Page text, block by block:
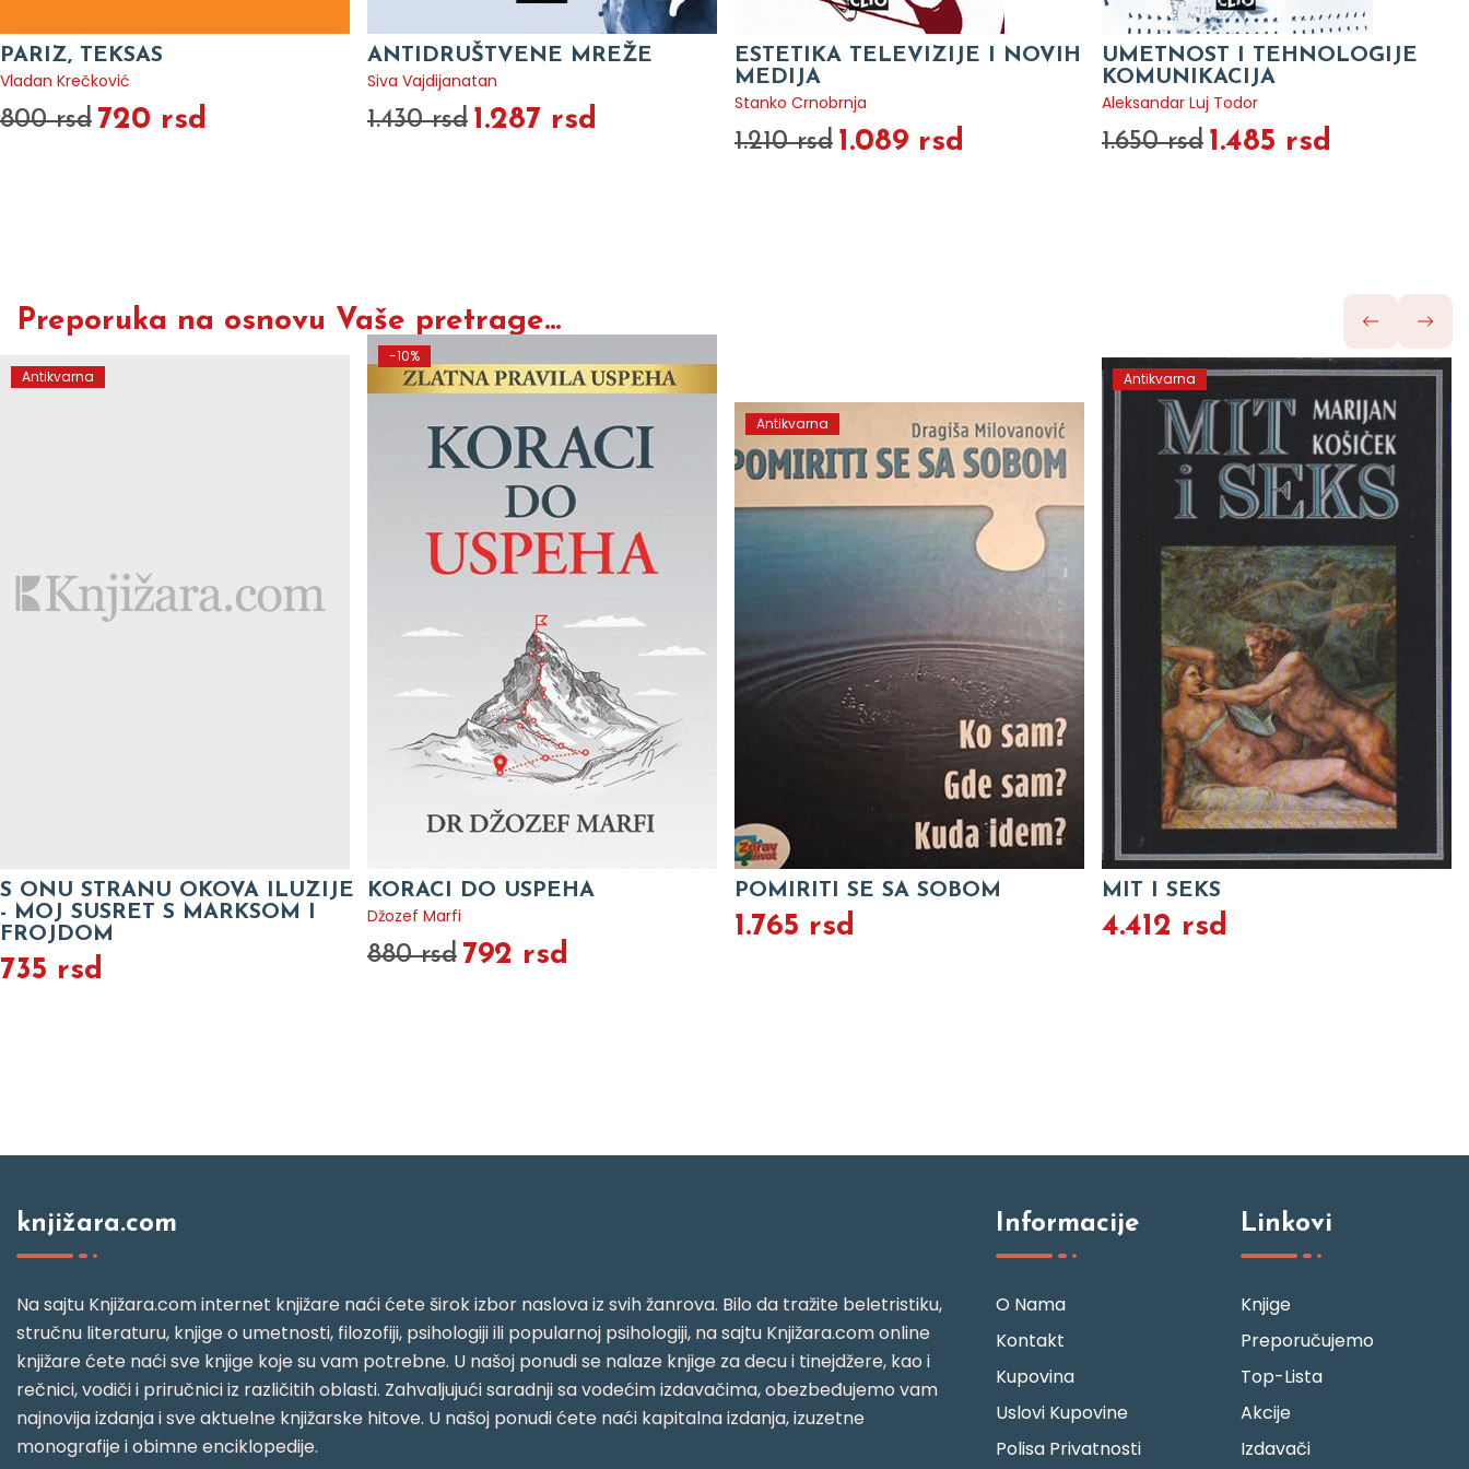
PARIZ, TEKSAS
Vladan Krečković
800 rsd 720 rsd
ANTIDRUŠTVENE MREŽE
Siva Vajdijanatan
1.430 rsd 1.287 rsd
ESTETIKA TELEVIZIJE I NOVIH
MEDIJA
Stanko Crnobrnja
1.210 rsd 1.089 rsd
UMETNOST I TEHNOLOGIJE
KOMUNIKACIJA
Aleksandar Luj Todor
1.650 rsd 1.485 rsd
Preporuka na osnovu Vaše pretrage...
Antikvarna
S ONU STRANU OKOVA ILUZIJE
- MOJ SUSRET S MARKSOM I
FROJDOM
735 rsd
-10%
KORACI DO USPEHA
Džozef Marfi
880 rsd 792 rsd
Antikvarna
POMIRITI SE SA SOBOM
1.765 rsd
Antikvarna
MIT I SEKS
4.412 rsd
knjižara.com
Na sajtu Knjižara.com internet knjižare naći ćete širok izbor naslova iz svih žanrova. Bilo da tražite beletristiku,
stručnu literaturu, knjige o umetnosti, filozofiji, psihologiji ili popularnoj psihologiji, na sajtu Knjižara.com online
knjižare ćete naći sve knjige koje su vam potrebne. U našoj ponudi se nalaze knjige za decu i tinejdžere, kao i
rečnici, vodiči i priručnici iz različitih oblasti. Zahvaljujući saradnji sa vodećim izdavačima, obezbeđujemo vam
najnovija izdanja i sve aktuelne knjižarske hitove. U našoj ponudi ćete naći kapitalna izdanja, izuzetne
monografije i obimne enciklopedije.
Informacije
O Nama
Kontakt
Kupovina
Uslovi Kupovine
Polisa Privatnosti
Linkovi
Knjige
Preporučujemo
Top-Lista
Akcije
Izdavači